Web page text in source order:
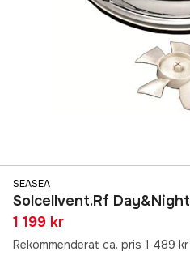
SEASEA
Solcellvent.Rf Day&Night
1 199 kr
Rekommenderat ca. pris 1 489 kr